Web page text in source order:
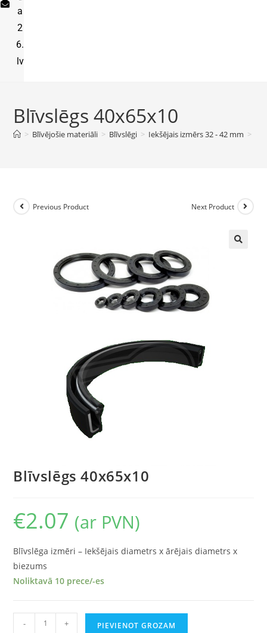
a
2
6.
lv
Blīvslēgs 40x65x10
> Blīvējošie materiāli > Blīvslēgi > Iekšējais izmērs 32 - 42 mm >
Previous Product Next Product
Blīvslēgs 40x65x10
€2.07 (ar PVN)
Blīvslēga izmēri – Iekšējais diametrs x ārējais diametrs x
biezums
Noliktavā 10 prece/-es
- + PIEVIENOT GROZAM